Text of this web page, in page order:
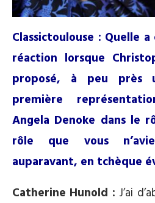
Classictoulouse : Quelle
réaction lorsque
proposé, à peu près
première
Angela Denoke dans le
rôle que vous
auparavant, en tchèque
Catherine Hunold : J’ai